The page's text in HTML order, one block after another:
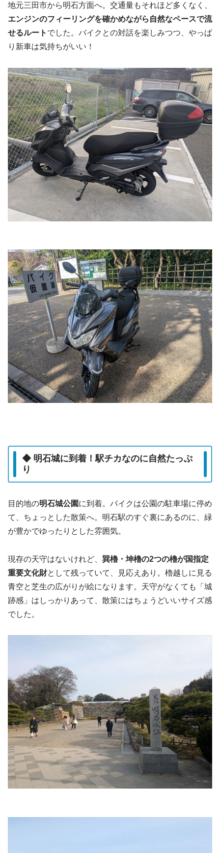
地元三田市から明石方面へ。交通量もそれほど多くなく、
エンジンのフィーリングを確かめながら自然なペースで流
せるルート でした。バイクとの対話を楽しみつつ、やっぱ
り新車は気持ちがいい！
◆ 明石城に到着！駅チカなのに自然たっぷ
り
目的地の明石城公園に到着。バイクは公園の駐車場に停め
て、ちょっとした散策へ。明石駅のすぐ裏にあるのに、緑
が豊かでゆったりとした雰囲気。
現存の天守はないけれど、 巽櫓・坤櫓の2つの櫓が国指定
重要文化財として残っていて、見応えあり。櫓越しに見る
青空と芝生の広がりが絵になります。天守がなくても「城
跡感」はしっかりあって、散策にはちょうどいいサイズ感
でした。